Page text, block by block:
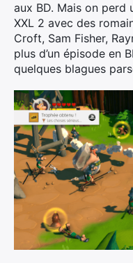
aux BD. Mais on perd
XXL 2 avec des
Croft, Sam Fisher,
plus d’un épisode en
quelques blagues